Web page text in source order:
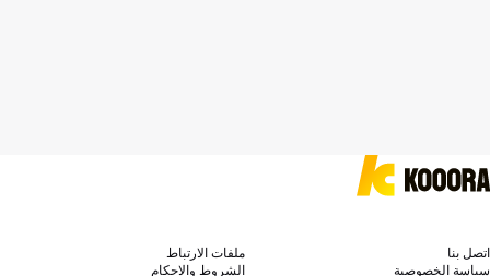
اتصل بنا
ملفات الارتباط
سياسة الخصوصية
الشروط والاحكام